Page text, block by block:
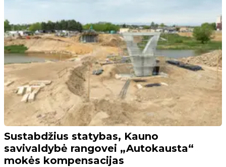
Sustabdžius statybas, Kauno
savivaldybė rangovei „Autokausta“
mokės kompensacijas